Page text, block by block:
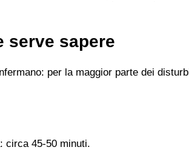
serve sapere
per la maggior parte dei
circa 45-50 minuti.